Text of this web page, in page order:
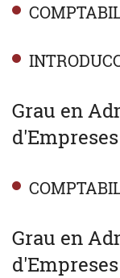
Grau en
Grau en